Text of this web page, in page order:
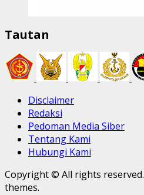
Tautan
Disclaimer
Redaksi
Pedoman Media Siber
Tentang Kami
Hubungi Kami
Copyright © All rights reserved.
themes.